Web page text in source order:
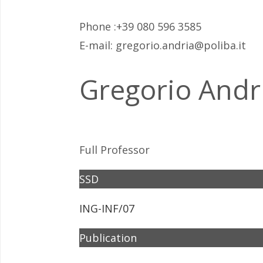
Phone :+39 080 596 3585
E-mail: gregorio.andria@poliba.it
Gregorio
Full Professor
SSD
ING-INF/07
Publication